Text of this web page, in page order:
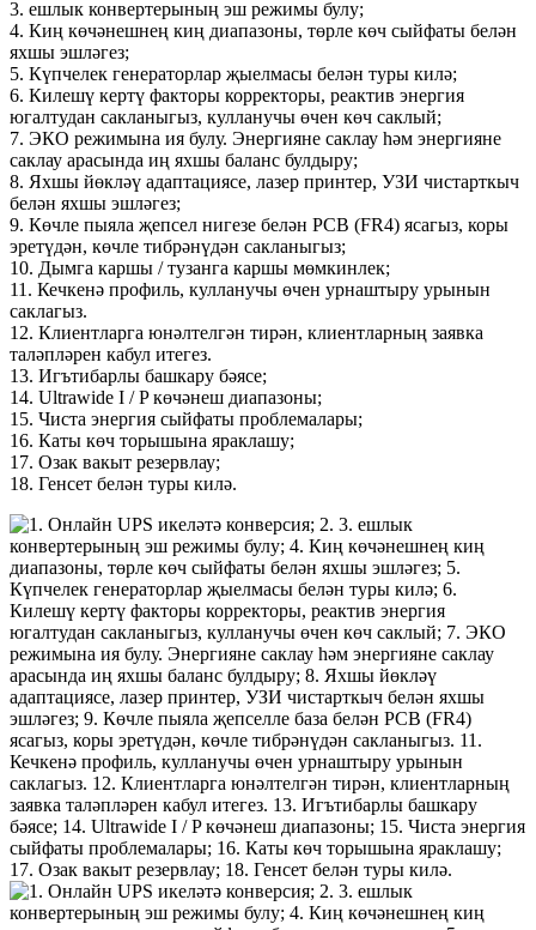
3. ешлык конвертерының эш режимы булу;
4. Киң көчәнешнең киң диапазоны, төрле көч сыйфаты белән
яхшы эшләгез;
5. Күпчелек генераторлар җыелмасы белән туры килә;
6. Килешү кертү факторы корректоры, реактив энергия
югалтудан сакланыгыз, кулланучы өчен көч саклый;
7. ЭКО режимына ия булу. Энергияне саклау һәм энергияне
саклау арасында иң яхшы баланс булдыру;
8. Яхшы йөкләү адаптациясе, лазер принтер, УЗИ чистарткыч
белән яхшы эшләгез;
9. Көчле пыяла җепсел нигезе белән PCB (FR4) ясагыз, коры
эретүдән, көчле тибрәнүдән сакланыгыз;
10. Дымга каршы / тузанга каршы мөмкинлек;
11. Кечкенә профиль, кулланучы өчен урнаштыру урынын
саклагыз.
12. Клиентларга юнәлтелгән тирән, клиентларның заявка
таләпләрен кабул итегез.
13. Игътибарлы башкару бәясе;
14. Ultrawide I / P көчәнеш диапазоны;
15. Чиста энергия сыйфаты проблемалары;
16. Каты көч торышына яраклашу;
17. Озак вакыт резервлау;
18. Генсет белән туры килә.